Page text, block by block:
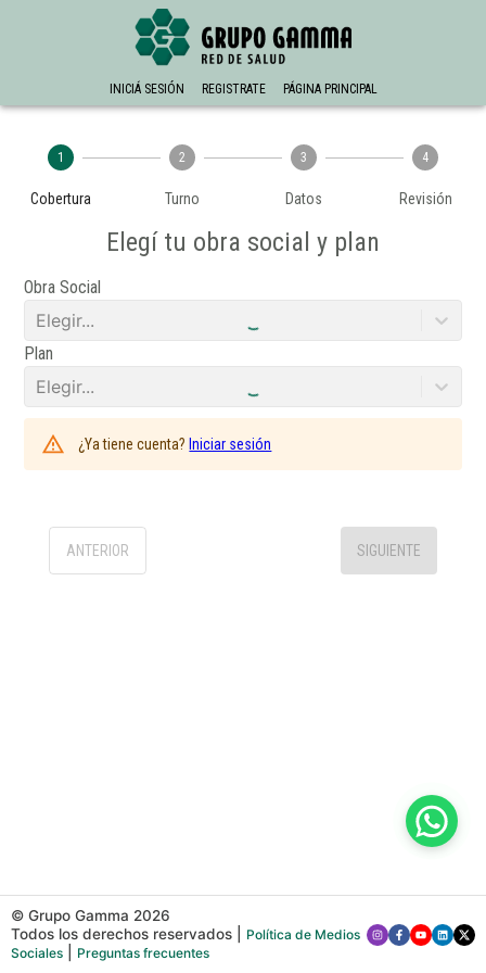
INICIÁ SESIÓN REGISTRATE PÁGINA PRINCIPAL
1
Cobertura
2
Turno
3
Datos
4
Revisión
Elegí tu obra social y plan
Obra Social
Elegir...
Plan
Elegir...
¿Ya tiene cuenta? Iniciar sesión
ANTERIOR SIGUIENTE
© Grupo Gamma 2026
Todos los derechos reservados
Política de Medios
Sociales
Preguntas frecuentes